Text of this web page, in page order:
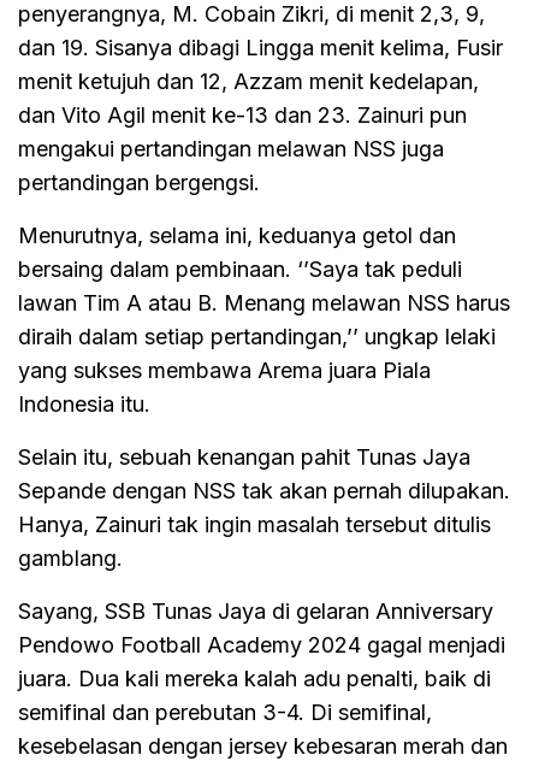
penyerangnya, M. Cobain Zikri, di menit 2,3, 9,
dan 19. Sisanya dibagi Lingga menit kelima, Fusir
menit ketujuh dan 12, Azzam menit kedelapan,
dan Vito Agil menit ke-13 dan 23. Zainuri pun
mengakui pertandingan melawan NSS juga
pertandingan bergengsi.
Menurutnya, selama ini, keduanya getol dan
bersaing dalam pembinaan. ‘’Saya tak peduli
lawan Tim A atau B. Menang melawan NSS harus
diraih dalam setiap pertandingan,’’ ungkap lelaki
yang sukses membawa Arema juara Piala
Indonesia itu.
Selain itu, sebuah kenangan pahit Tunas Jaya
Sepande dengan NSS tak akan pernah dilupakan.
Hanya, Zainuri tak ingin masalah tersebut ditulis
gamblang.
Sayang, SSB Tunas Jaya di gelaran Anniversary
Pendowo Football Academy 2024 gagal menjadi
juara. Dua kali mereka kalah adu penalti, baik di
semifinal dan perebutan 3-4. Di semifinal,
kesebelasan dengan jersey kebesaran merah dan